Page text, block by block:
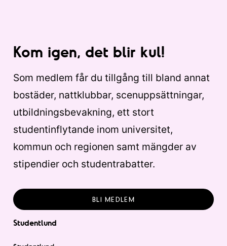
Kom igen, det blir kul!
Som medlem får du tillgång till bland annat
bostäder, nattklubbar, scenuppsättningar,
utbildningsbevakning, ett stort
studentinflytande inom universitet,
kommun och regionen samt mängder av
stipendier och studentrabatter.
BLI MEDLEM
Studentlund